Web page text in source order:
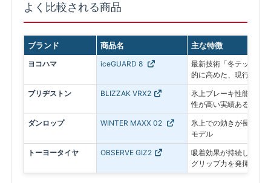
よく比較される商品
ブランド 商品名 主な特徴
ヨコハマ iceGUARD 8
最新技術「冬テック」
的に高めた、現行モデル
ブリヂストン BLIZZAK VRX2
氷上ブレーキ性能に優
性が高い実績あるモデル
ダンロップ WINTER MAXX 02
氷上での効きが長持ち
モデル
トーヨータイヤ OBSERVE GIZ2
吸着効果が持続し、ア
グリップ力を発揮